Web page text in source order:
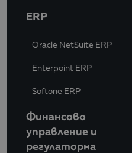
ERP
Oracle NetSuite ERP
Enterpoint ERP
Softone ERP
Финансово
управление и
регулаторна